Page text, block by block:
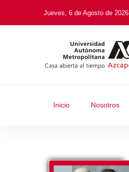
Jueves, 6 de Agosto de 2026
Inicio Nosotros